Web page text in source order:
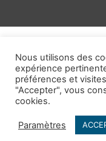
Mentions légales-
Publications
Nous utilisons des
expérience
préférences et
"Accepter", vous
cookies.
Paramètres